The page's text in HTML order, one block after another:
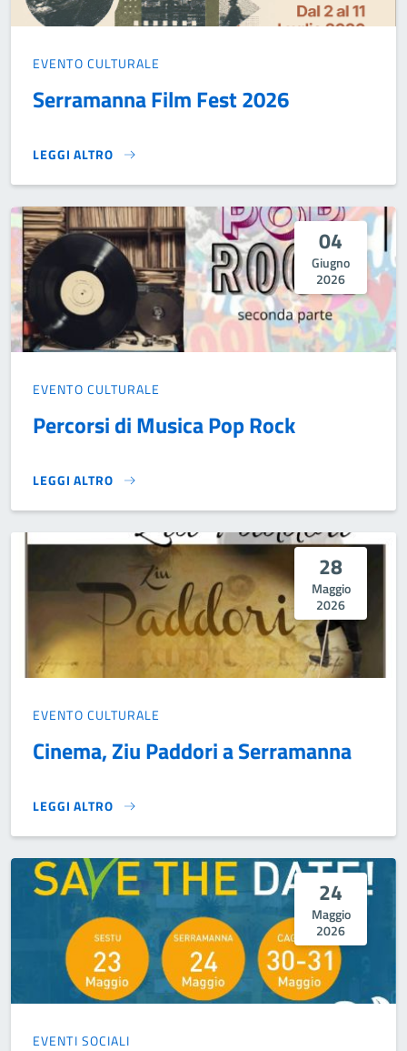
EVENTO CULTURALE
Serramanna Film Fest 2026
LEGGI ALTRO
SERRAMANNA FILM FEST 2026}
04
Giugno
2026
EVENTO CULTURALE
Percorsi di Musica Pop Rock
LEGGI ALTRO
PERCORSI DI MUSICA POP ROCK}
28
Maggio
2026
EVENTO CULTURALE
Cinema, Ziu Paddori a Serramanna
LEGGI ALTRO
CINEMA, ZIU PADDORI A SERRAMANNA}
24
Maggio
2026
EVENTI SOCIALI